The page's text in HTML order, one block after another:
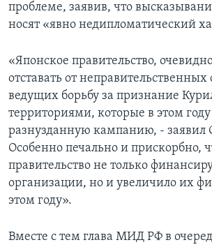
проблеме, заявив, что
носят «явно недипломатический
«Японское правительство,
отставать от
ведущих борьбу за признание
территориями, которые в этом
разнузданную кампанию, - заявил
Особенно печально и прискорбно,
правительство не только
организации, но и увеличило их
этом году».
Вместе с тем глава МИД РФ в